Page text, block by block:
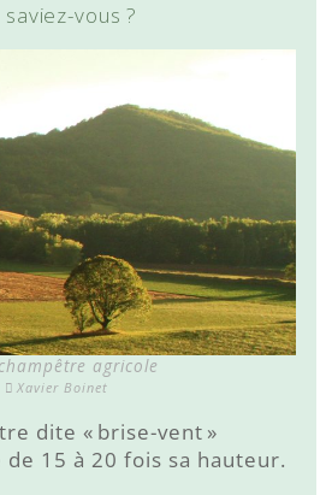
saviez-vous ?
agricole
Xavier Boinet
dite « brise-vent »
15 à 20 fois sa hauteur.